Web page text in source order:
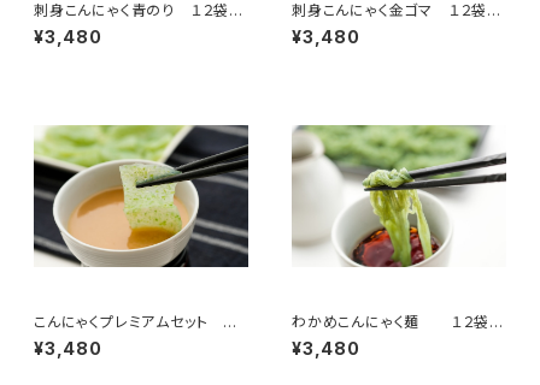
刺身こんにゃく青のり １２袋入
（１ケース）
¥3,480
刺身こんにゃく金ゴマ １２袋入
（１ケース）
¥3,480
こんにゃくプレミアムセット 刺
身こんにゃく青のり４袋、刺身こ
んにゃく金ゴマ４袋、わかめこん
¥3,480
わかめこんにゃく麺 １２袋入
（１ケース）
¥3,480